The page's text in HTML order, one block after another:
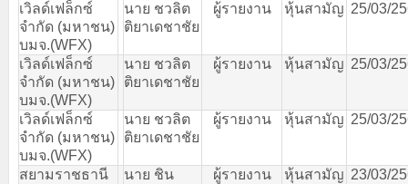
เวิลด์เฟล็กซ์
จำกัด (มหาชน)
บมจ.(WFX)
นาย ชวลิต
ติยาเดชาชัย
ผู้รายงาน หุ้นสามัญ 25/03/
เวิลด์เฟล็กซ์
จำกัด (มหาชน)
บมจ.(WFX)
นาย ชวลิต
ติยาเดชาชัย
ผู้รายงาน หุ้นสามัญ 25/03/
เวิลด์เฟล็กซ์
จำกัด (มหาชน)
บมจ.(WFX)
นาย ชวลิต
ติยาเดชาชัย
ผู้รายงาน หุ้นสามัญ 25/03/
สยามราชธานี
นาย ชิน
ผู้รายงาน หุ้นสามัญ 23/03/